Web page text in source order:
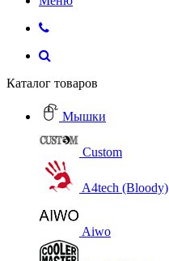
Каталог товаров
Мышки
Custom
A4tech (Bloody)
Aiwo